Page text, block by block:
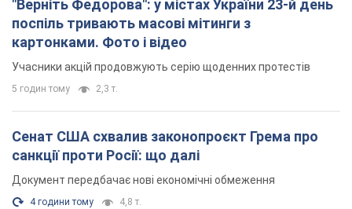
"Верніть Федорова": у містах України 23-й день
поспіль тривають масові мітинги з
картонками. Фото і відео
Учасники акцій продовжують серію щоденних протестів
5 годин тому 2,3 т.
Сенат США схвалив законопроєкт Грема про
санкції проти Росії: що далі
Документ передбачає нові економічні обмеження
4 години тому 4,8 т.